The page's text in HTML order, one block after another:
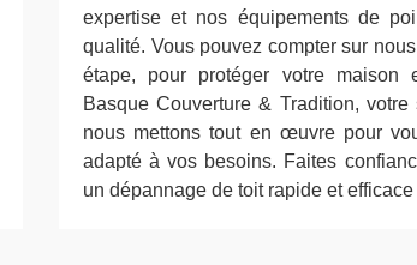
expertise et nos équipements de
qualité. Vous pouvez compter sur
étape, pour protéger votre maison
Basque Couverture & Tradition,
nous mettons tout en œuvre pour
adapté à vos besoins. Faites
un dépannage de toit rapide et